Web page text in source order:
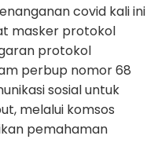
covid kali ini
masker protokol
protokol
perbup nomor 68
sosial untuk
melalui komsos
pemahaman